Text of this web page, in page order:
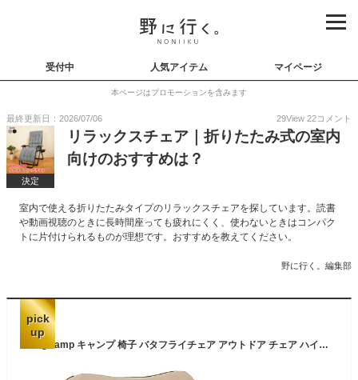
受付中 人気アイテム マイページ
本ページはプロモーションを含みます
最終更新日：2026/07/06 29View 22コメント
決定
リラックスチェア｜折りたたみ式の室内
向けのおすすめは？
室内で使える折りたたみタイプのリラックスチェアを探しています。読書
や動画視聴のときに長時間座っても疲れにくく、使わないときはコンパク
トに片付けられるものが理想です。おすすめを教えてください。
野に行く。編集部
pick
up
KingCamp キャンプ 椅子 バタフライチェア アウトドア チェア ハイバック 特大サイズ 極上座り心地 耐荷重180kg 安定性向上 洗えるシート お手入れ簡単 室内 ベランダ 庭 収納袋付き